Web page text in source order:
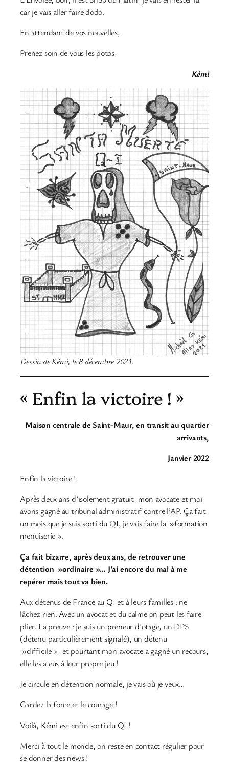
car je vais aller faire dodo.
En attendant de vos nouvelles,
Prenez soin de vous les potos,
Kémi
Dessin de Kémi, le 8 décembre 2021.
« Enfin la victoire ! »
Maison centrale de Saint-Maur, en transit au quartier
arrivants,
Janvier 2022
Enfin la victoire !
Après deux ans d’isolement gratuit, mon avocate et moi
avons gagné au tribunal administratif contre l’AP. Ça fait
un mois que je suis sorti du QI, je vais faire la »formation
menuiserie ».
Ça fait bizarre, après deux ans, de retrouver une
détention »ordinaire »… J’ai encore du mal à me
repérer mais tout va bien.
Aux détenus de France au QI et à leurs familles : ne
lâchez rien. Avec un avocat et du calme on peut les faire
plier. La preuve : je suis un preneur d’otage, un DPS
(détenu particulièrement signalé), un détenu
»difficile », et pourtant mon avocate a gagné un recours,
elle les a eus à leur propre jeu !
Je circule en détention normale, je vais où je veux…
Gardez la force et le courage !
Voilà, Kémi est enfin sorti du QI !
Merci à tout le monde, on reste en contact régulier pour
se donner des news !